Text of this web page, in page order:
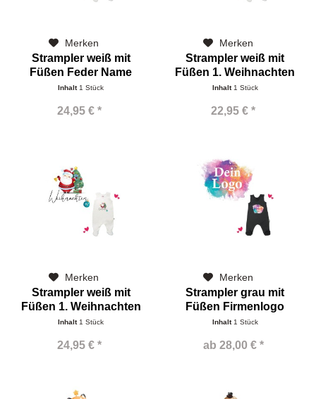
Merken
Strampler weiß mit
Füßen Feder Name
Inhalt 1 Stück
24,95 € *
Merken
Strampler weiß mit
Füßen 1. Weihnachten
Girls
Inhalt 1 Stück
22,95 € *
Merken
Strampler weiß mit
Füßen 1. Weihnachten
Boys
Inhalt 1 Stück
24,95 € *
Merken
Strampler grau mit
Füßen Firmenlogo
Inhalt 1 Stück
ab 28,00 € *